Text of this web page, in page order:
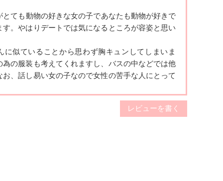
とても動物の好きな女の子であなたも動物が好きで
す。やはりデートでは気になるところが容姿と思い
に似ていることから思わず胸キュンしてしまいま
の服装も考えてくれます し、バスの中などでは他
お、話し易い女の子なので女性の苦手な人にとって
レビューを書く